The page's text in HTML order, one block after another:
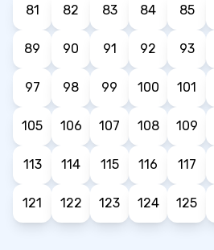
81 82 83 84 85
89 90 91 92 93
97 98 99 100 101
105 106 107 108 109
113 114 115 116 117
121 122 123 124 125